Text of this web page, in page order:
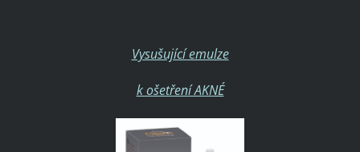
Vysušující emulze
k ošetření AKNÉ